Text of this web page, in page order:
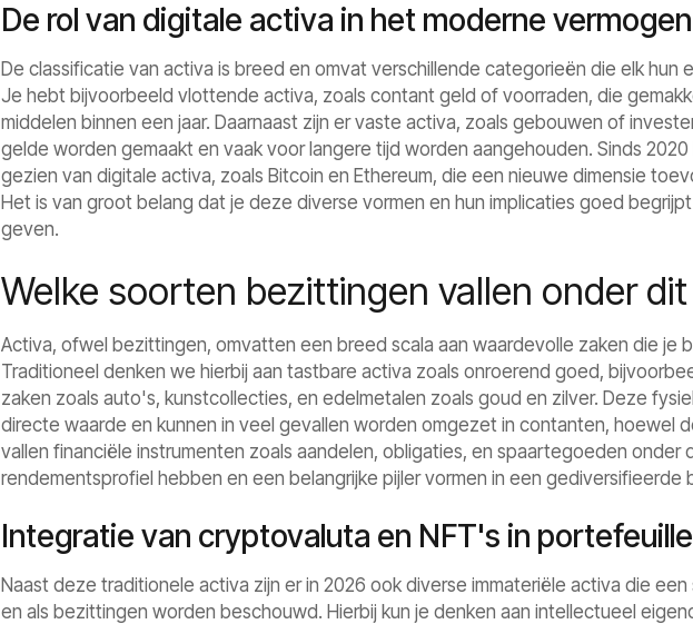
De rol van digitale activa in het moderne vermogen
De classificatie van activa is breed en omvat verschillende categorieën die elk hun
Je hebt bijvoorbeeld vlottende activa, zoals contant geld of voorraden, die
middelen binnen een jaar. Daarnaast zijn er vaste activa, zoals gebouwen of
gelde worden gemaakt en vaak voor langere tijd worden aangehouden. Sinds
gezien van digitale activa, zoals Bitcoin en Ethereum, die een nieuwe dimensie
Het is van groot belang dat je deze diverse vormen en hun implicaties goed
geven.
Welke soorten bezittingen vallen onder
Activa, ofwel bezittingen, omvatten een breed scala aan waardevolle zaken die je
Traditioneel denken we hierbij aan tastbare activa zoals onroerend goed,
zaken zoals auto's, kunstcollecties, en edelmetalen zoals goud en zilver. Deze
directe waarde en kunnen in veel gevallen worden omgezet in contanten, hoewel
vallen financiële instrumenten zoals aandelen, obligaties, en spaartegoeden onder
rendementsprofiel hebben en een belangrijke pijler vormen in een gediversifieerde
Integratie van cryptovaluta en NFT's in
Naast deze traditionele activa zijn er in 2026 ook diverse immateriële activa die
en als bezittingen worden beschouwd. Hierbij kun je denken aan intellectueel